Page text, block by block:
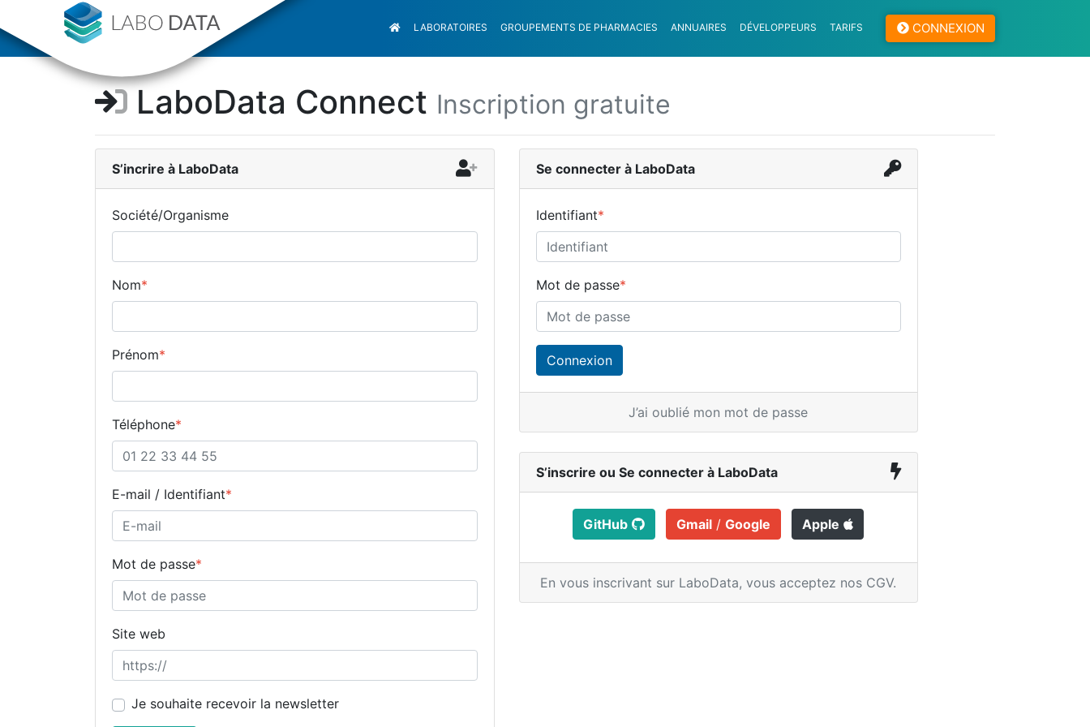
CONNEXION
LABORATOIRES GROUPEMENTS DE PHARMACIES ANNUAIRES DÉVELOPPEURS TARIFS
LaboData Connect Inscription gratuite
S’incrire à LaboData
Société/Organisme
Nom*
Prénom*
Téléphone*
E-mail / Identifiant*
Mot de passe*
Site web
Je souhaite recevoir la newsletter
Se connecter à LaboData
Identifiant*
Mot de passe*
J’ai oublié mon mot de passe
S’inscrire ou Se connecter à LaboData
GitHub Gmail /Google Apple
En vous inscrivant sur LaboData,vous acceptez nos CGV.